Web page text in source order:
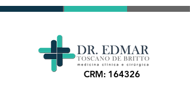
CRM: 164326